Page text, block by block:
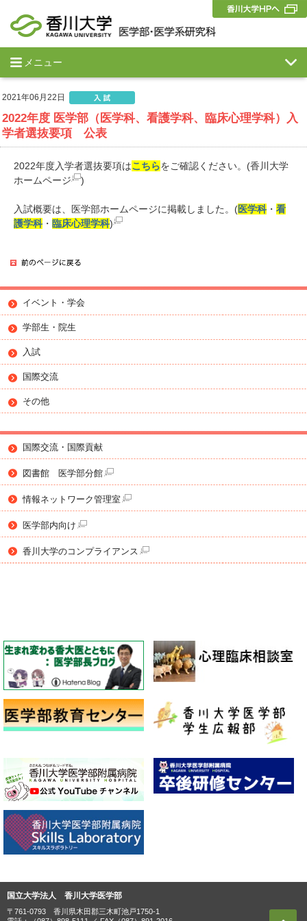
メニュー
2021年06月22日
2022年度 医学部（医学科、看護学科、臨床心理学科）入
学者選抜要項 公表
2022年度入学者選抜要項はこちらをご確認ください。(香川大学
ホームページ
)
入試概要は、医学部ホームページに掲載しました。(医学科・ 看
護学科・ 臨床心理学科)
イベント・学会
学部生・院生
入試
国際交流
その他
国際交流・国際貢献
図書館 医学部分館
情報ネットワーク管理室
医学部内向け
香川大学のコンプライアンス
国立大学法人 香川大学医学部
〒761-0793 香川県木田郡三木町池戸1750-1